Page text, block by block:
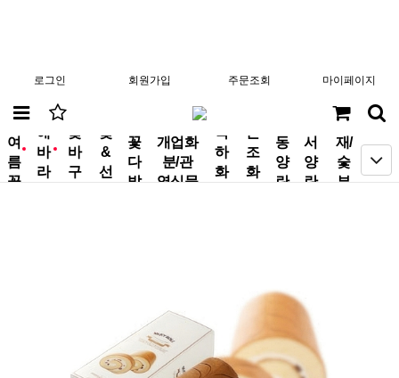
로그인 회원가입 주문조회 마이페이지
new
여
름
꽃
new
해
바
라
꽃
바
구
꽃
&
선
꽃
다
발
개업화
분/관
엽식물
축
하
화
근
조
화
동
양
란
서
양
란
분
재/
숯
부